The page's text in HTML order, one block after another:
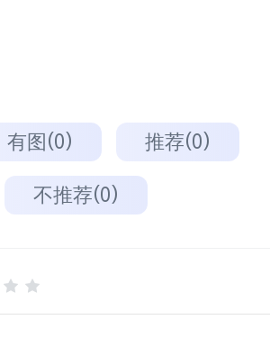
有图(0) 推荐(0)
不推荐(0)